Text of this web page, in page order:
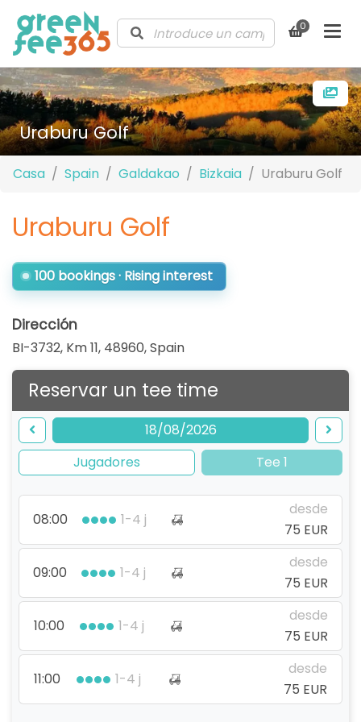
0
Uraburu Golf
Casa Spain Galdakao Bizkaia Uraburu Golf
Uraburu Golf
100 bookings · Rising interest
Dirección
BI-3732, Km 11, 48960,Spain
Reservar un tee time
18/08/2026
Jugadores
Tee 1
08:00 1-4 j
desde
75 EUR
09:00 1-4 j
desde
75 EUR
10:00 1-4 j
desde
75 EUR
11:00 1-4 j
desde
75 EUR